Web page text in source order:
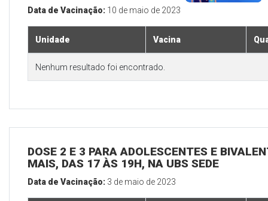
Data de Vacinação: 10 de maio de 2023
Unidade Vacina
Nenhum resultado foi encontrado.
DOSE 2 E 3 PARA ADOLESCENTES E
MAIS, DAS 17 ÀS 19H, NA UBS SEDE
Data de Vacinação: 3 de maio de 2023